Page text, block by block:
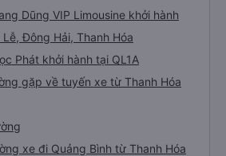
Dũng VIP Limousine khởi hành
Đông Hải, Thanh Hóa
Phát khởi hành tại QL1A
gặp về tuyến xe từ Thanh Hóa
xe đi Quảng Bình từ Thanh Hóa